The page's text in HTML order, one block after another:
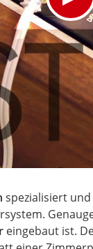
spezialisiert
eingebaut ist.